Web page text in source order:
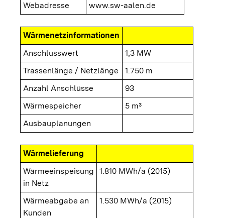
Webadresse
www.sw-aalen.de
Wärmenetzinformationen
Anschlusswert
1,3 MW
Trassenlänge / Netzlänge
1.750 m
Anzahl Anschlüsse
93
Wärmespeicher
5 m³
Ausbauplanungen
Wärmelieferung
Wärmeeinspeisung
in Netz
1.810 MWh/a (2015)
Wärmeabgabe an
Kunden
1.530 MWh/a (2015)